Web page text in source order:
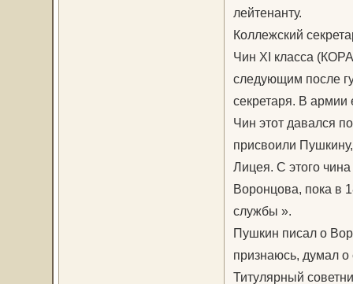
лейтенанту.
Коллежский
Чин XI класса
следующим после
секретаря. В армии
Чин этот давался
присвоили
Лицея. С этого
Воронцова, пока в
службы ».
Пушкин писал о
признаюсь, думал о
Титулярный